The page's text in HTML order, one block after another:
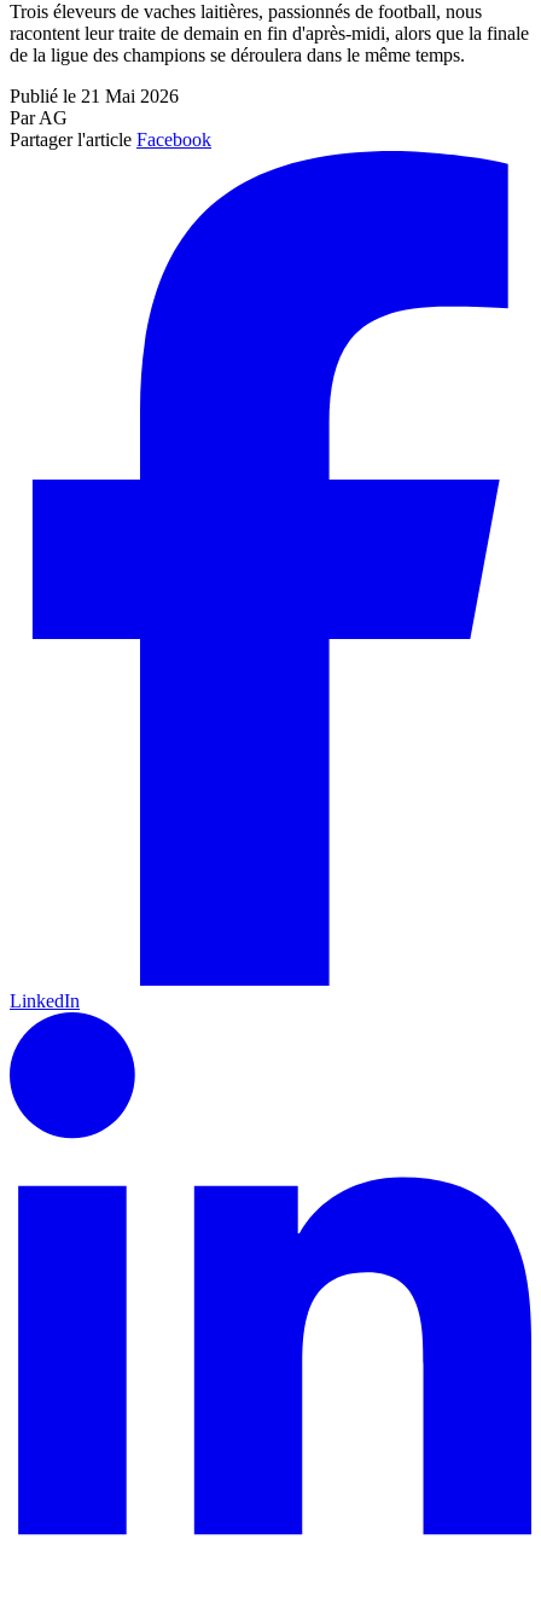
Trois éleveurs de vaches laitières, passionnés de football, nous
racontent leur traite de demain en fin d'après-midi, alors que la finale
de la ligue des champions se déroulera dans le même temps.
Publié le 21 Mai 2026
Par AG
Partager l'article Facebook
LinkedIn